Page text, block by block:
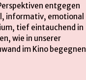
entgegen
informativ, emotional
tief eintauchend in
wie in unserer
im Kino begegnen